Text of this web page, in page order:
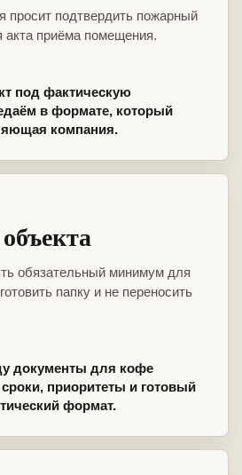
просит подтвердить пожарный
акта приёма помещения.
под фактическую
в формате, который
компания.
обязательный минимум для
папку и не переносить
документы для кофе
приоритеты и готовый
формат.